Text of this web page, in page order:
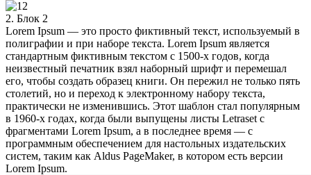
2. Блок 2
Lorem Ipsum — это просто фиктивный текст, используемый в
полиграфии и при наборе текста. Lorem Ipsum является
стандартным фиктивным текстом с 1500-х годов, когда
неизвестный печатник взял наборный шрифт и перемешал
его, чтобы создать образец книги. Он пережил не только пять
столетий, но и переход к электронному набору текста,
практически не изменившись. Этот шаблон стал популярным
в 1960-х годах, когда были выпущены листы Letraset с
фрагментами Lorem Ipsum, а в последнее время — с
программным обеспечением для настольных издательских
систем, таким как Aldus PageMaker, в котором есть версии
Lorem Ipsum.